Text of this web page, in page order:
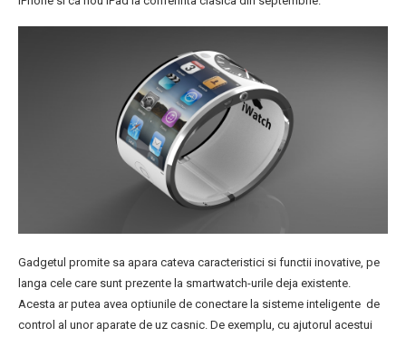
Gadgetul promite sa apara cateva caracteristici si functii inovative, pe
langa cele care sunt prezente la smartwatch-urile deja existente.
Acesta ar putea avea optiunile de conectare la sisteme inteligente de
control al unor aparate de uz casnic. De exemplu, cu ajutorul acestui